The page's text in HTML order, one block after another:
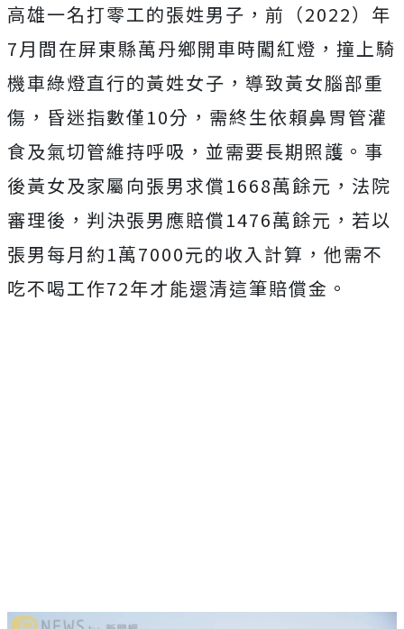
高雄一名打零工的張姓男子，前（2022）年
7月間在屏東縣萬丹鄉開車時闖紅燈， 撞上騎
機車綠燈直行的黃姓女子，導致黃女腦部重
傷，昏迷指數僅10分，需終生依賴鼻胃管灌
食及氣切管維持呼吸，並需要長期照護。 事
後黃女及家屬向張男求償1668萬餘元，法院
審理後，判決張男應賠償1476萬餘元，若以
張男每月約1萬7000元的收入計算，他需不
吃不喝工作72年才能還清這筆賠償金。